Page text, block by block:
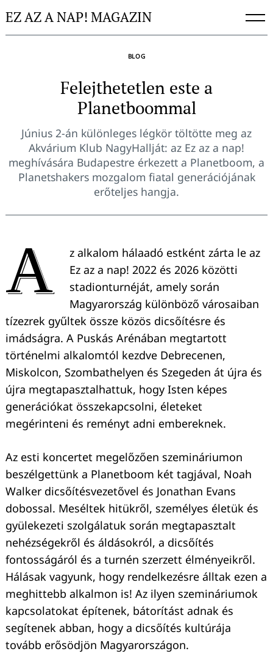
toEZ AZ A NAP! MAGAZIN
BLOG
Felejthetetlen este a
Planetboommal
Június 2-án különleges légkör töltötte meg az
Akvárium Klub NagyHallját: az Ez az a nap!
meghívására Budapestre érkezett a Planetboom, a
Planetshakers mozgalom fiatal generációjának
erőteljes hangja.
A
z alkalom hálaadó estként zárta le az
Ez az a nap! 2022 és 2026 közötti
stadionturnéját, amely során
Magyarország különböző városaiban
tízezrek gyűltek össze közös dicsőítésre és
imádságra. A Puskás Arénában megtartott
történelmi alkalomtól kezdve Debrecenen,
Miskolcon, Szombathelyen és Szegeden át újra és
újra megtapasztalhattuk, hogy Isten képes
generációkat összekapcsolni, életeket
megérinteni és reményt adni embereknek.
Az esti koncertet megelőzően szemináriumon
beszélgettünk a Planetboom két tagjával, Noah
Walker dicsőítésvezetővel és Jonathan Evans
dobossal. Meséltek hitükről, személyes életük és
gyülekezeti szolgálatuk során megtapasztalt
nehézségekről és áldásokról, a dicsőítés
fontosságáról és a turnén szerzett élményeikről.
Hálásak vagyunk, hogy rendelkezésre álltak ezen a
meghittebb alkalmon is! Az ilyen szemináriumok
kapcsolatokat építenek, bátorítást adnak és
segítenek abban, hogy a dicsőítés kultúrája
tovább erősödjön Magyarországon.